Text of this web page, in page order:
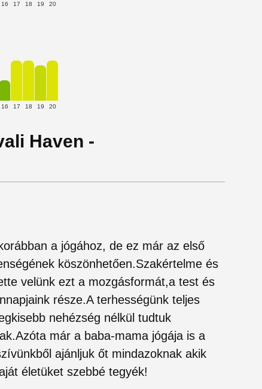
16 17 18 19 20
16 17 18 19 20
Haven -
a jógához, de ez már az első
köszönhetően.Szakértelme és
velünk ezt a mozgásformát,a test és
része.A terhességünk teljes
nehézség nélkül tudtuk
már a baba-mama jógája is a
ajánljuk őt mindazoknak akik
életüket szebbé tegyék!